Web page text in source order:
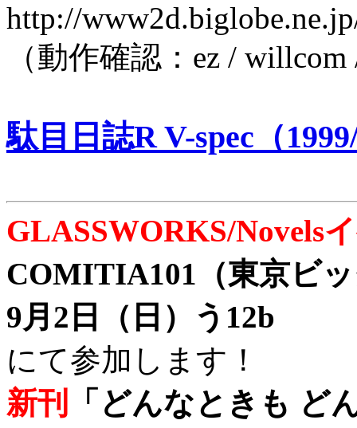
http://
（動作確認：ez /
駄目日誌R V-spec（
GLASSWORKS/Novels
COMITIA101（東京ビ
9月2日（日）う12b
にて参加します！
新刊
「どんなときも ど